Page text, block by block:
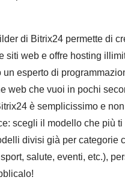
di Bitrix24 permette di
siti web e offre hosting
un esperto di
web che vuoi in pochi
è semplicissimo e
scegli il modello che più
divisi già per categorie
salute, eventi, etc.),